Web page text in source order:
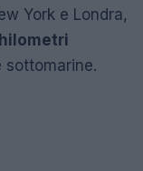
York e Londra,